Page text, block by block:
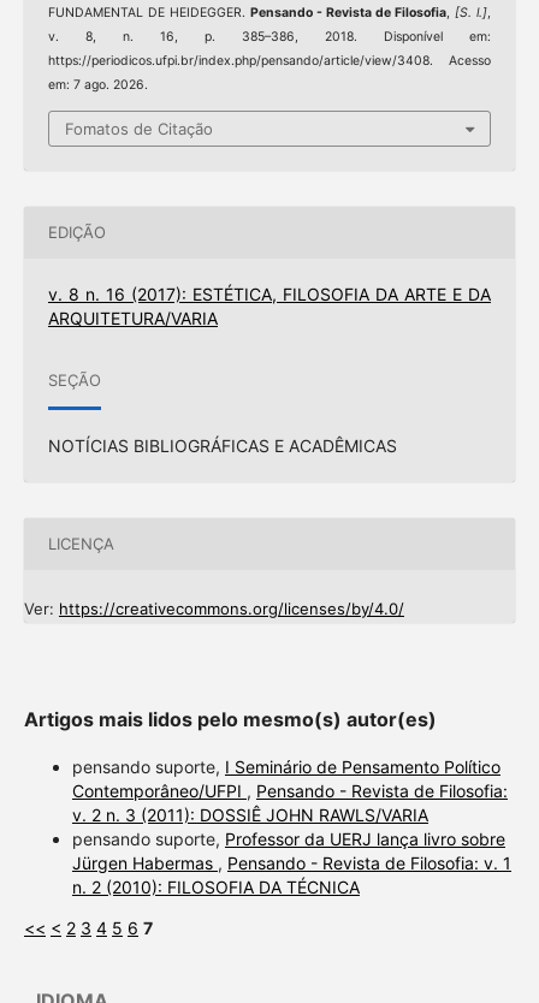
FUNDAMENTAL DE HEIDEGGER. Pensando - Revista de Filosofia,[S. l.],
v. 8, n. 16, p. 385–386, 2018. Disponível em:
https://periodicos.ufpi.br/index.php/pensando/article/view/3408. Acesso
em: 7 ago. 2026.
Fomatos de Citação
EDIÇÃO
v. 8 n. 16 (2017): ESTÉTICA, FILOSOFIA DA ARTE E DA
ARQUITETURA/VARIA
SEÇÃO
NOTÍCIAS BIBLIOGRÁFICAS E ACADÊMICAS
LICENÇA
Ver: https://creativecommons.org/licenses/by/4.0/
Artigos mais lidos pelo mesmo(s) autor(es)
pensando suporte, I Seminário de Pensamento Político
Contemporâneo/UFPI , Pensando - Revista de Filosofia:
v. 2 n. 3 (2011): DOSSIÊ JOHN RAWLS/VARIA
pensando suporte, Professor da UERJ lança livro sobre
Jürgen Habermas , Pensando - Revista de Filosofia: v. 1
n. 2 (2010): FILOSOFIA DA TÉCNICA
<< < 2 3 4 5 6 7